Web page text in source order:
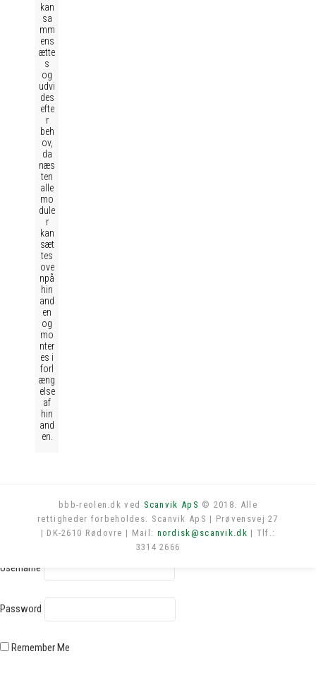
kan
sa
mm
ens
ætte
s
og
udvi
des
efte
r
beh
ov,
da
næs
ten
alle
mo
dule
r
kan
sæt
tes
ove
npå
hin
and
en
og
mo
nter
es i
forl
æng
else
af
hin
and
en.
bbb-reolen.dk ved Scanvik ApS © 2018. Alle
rettigheder forbeholdes. Scanvik ApS | Prøvensvej 27
| DK-2610 Rødovre | Mail: nordisk@scanvik.dk | Tlf.:
3314 2666
Log in
Username
Password
Remember Me